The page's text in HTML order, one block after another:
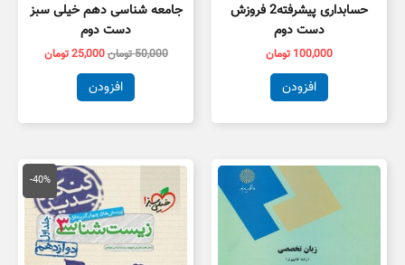
حسابداری پیشرفته2 فروزش
دست دوم
100,000 تومان
افزودن
جامعه شناسی دهم خیلی سبز
دست دوم
50,000تومان25,000تومان
افزودن
-40%
قیمت
اصلی
55,000 تومان
بود.
قیمت
فعلی
است.